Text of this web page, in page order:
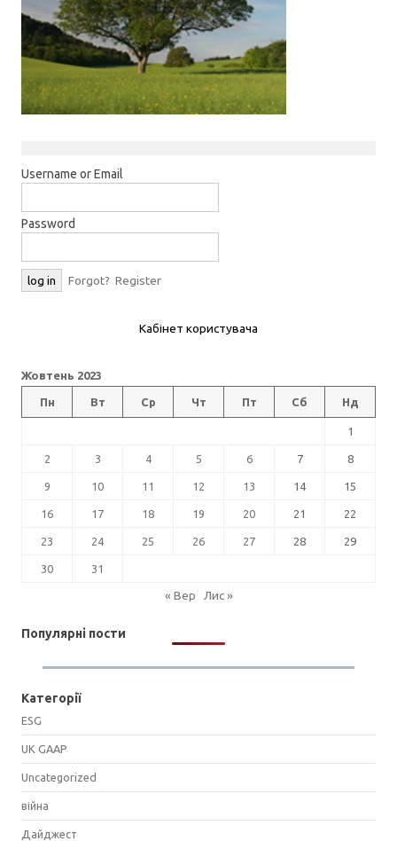
Username or Email
Password
Forgot? Register
Кабінет користувача
Жовтень 2023
Пн Вт Ср Чт Пт Сб Нд
1
2 3 4 5 6 7 8
9 10 11 12 13 14 15
16 17 18 19 20 21 22
23 24 25 26 27 28 29
30 31
« Вер Лис »
Популярні пости
Категорії
ESG
UK GAAP
Uncategorized
війна
Дайджест